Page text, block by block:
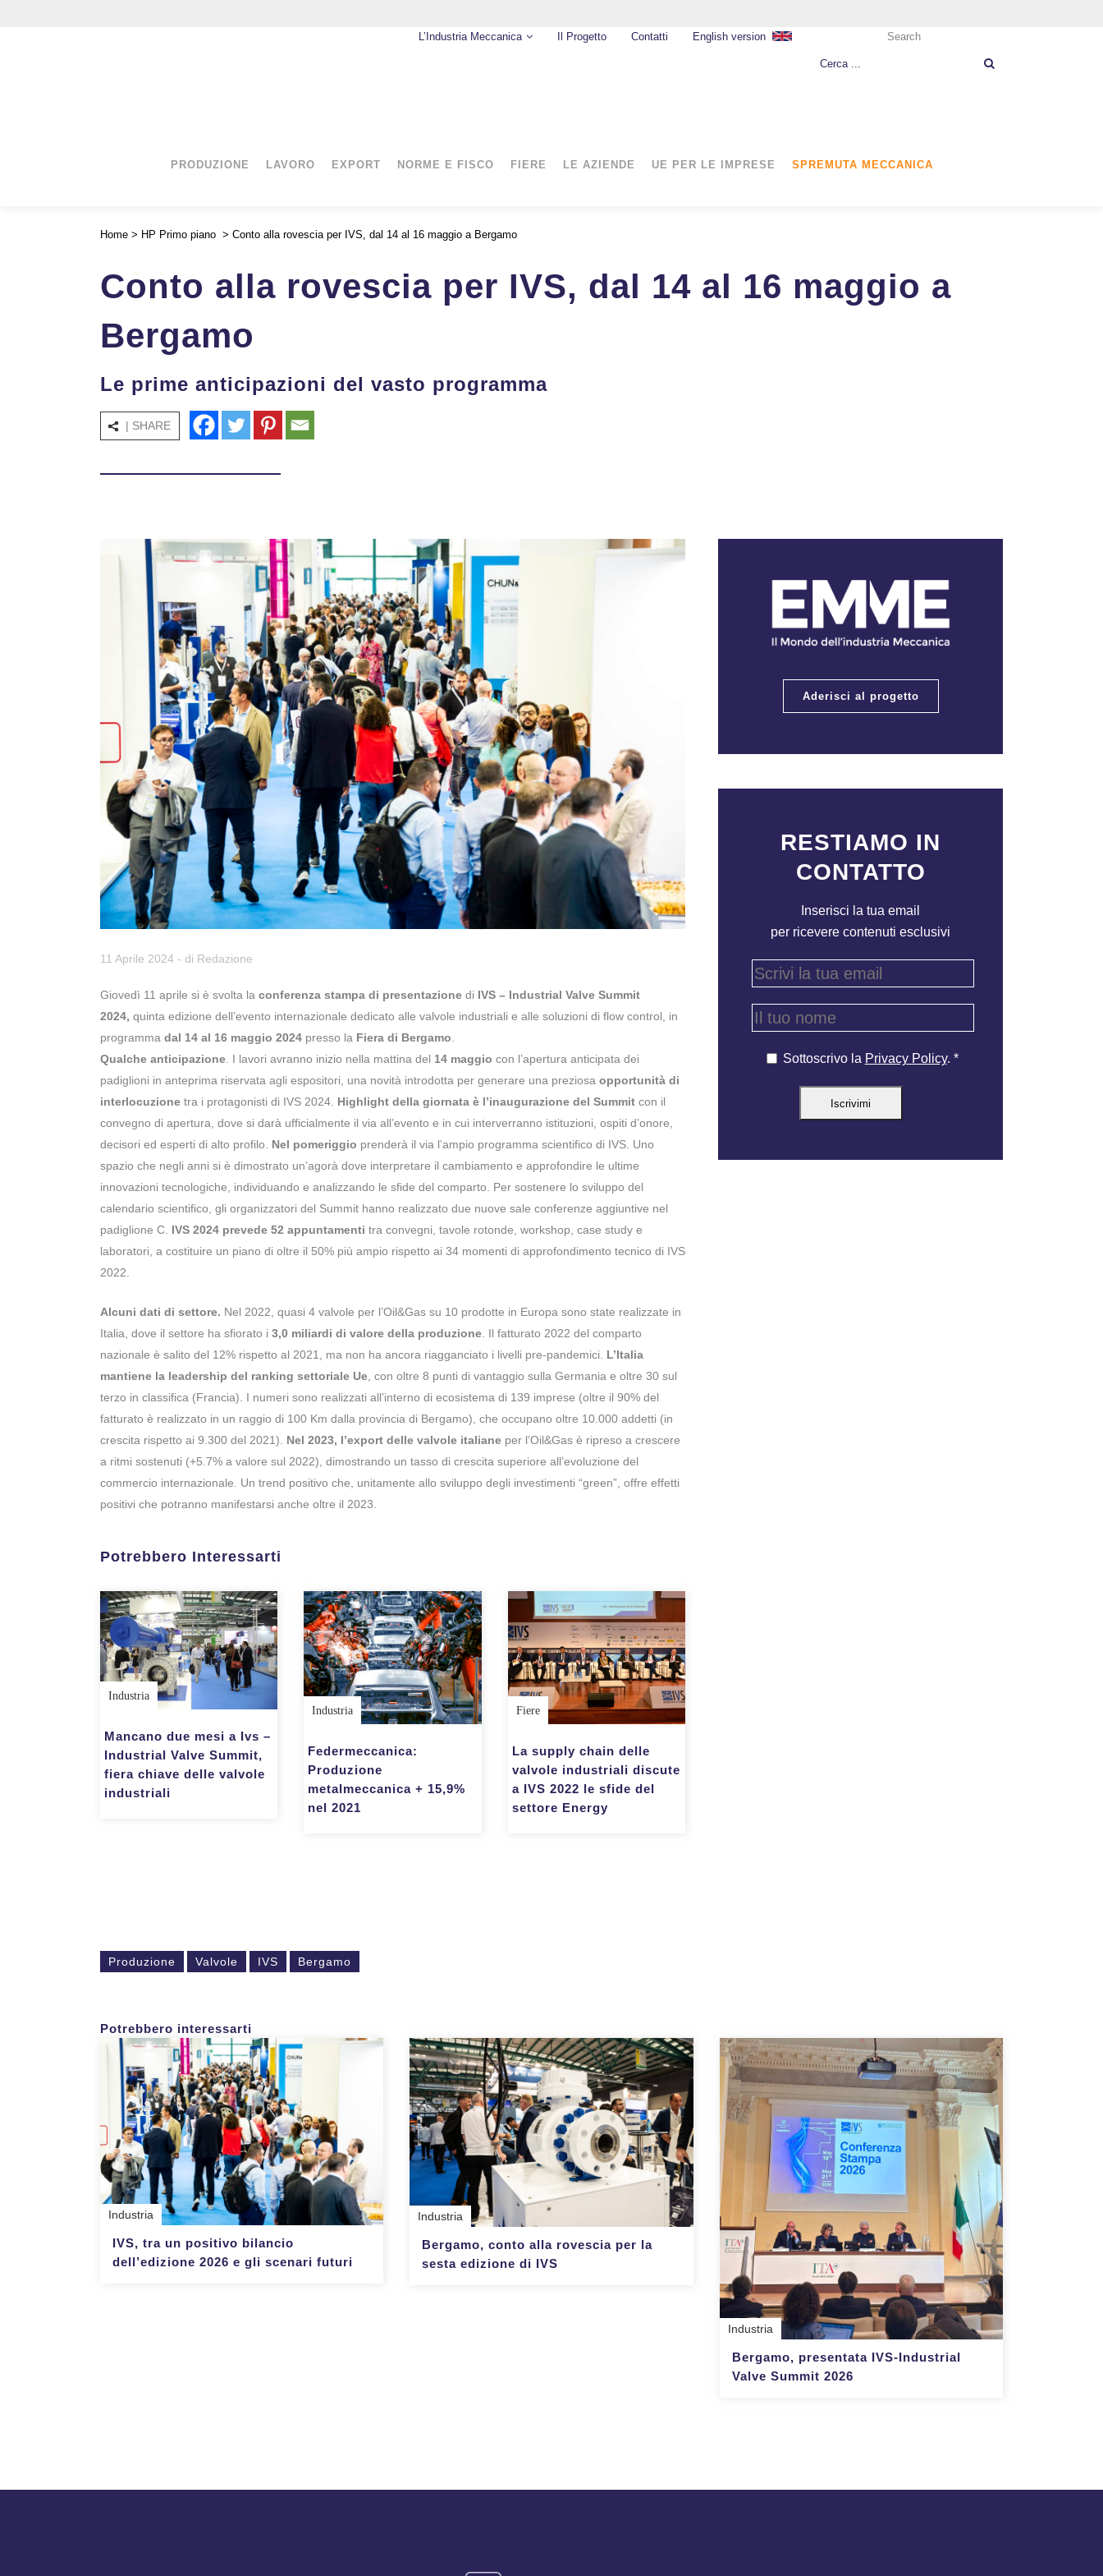
L’Industria Meccanica Il Progetto Contatti English version Search
PRODUZIONE LAVORO EXPORT NORME E FISCO FIERE LE AZIENDE UE PER LE IMPRESE SPREMUTA MECCANICA
Home > HP Primo piano > Conto alla rovescia per IVS, dal 14 al 16 maggio a Bergamo
Conto alla rovescia per IVS, dal 14 al 16 maggio a
Bergamo
Le prime anticipazioni del vasto programma
| SHARE
11 Aprile 2024 - di Redazione
Giovedì 11 aprile si è svolta la conferenza stampa di presentazione di IVS – Industrial Valve Summit
2024, quinta edizione dell’evento internazionale dedicato alle valvole industriali e alle soluzioni di flow control, in
programma dal 14 al 16 maggio 2024 presso la Fiera di Bergamo
Qualche anticipazione . I lavori avranno inizio nella mattina del 14 maggio con l’apertura anticipata dei
padiglioni in anteprima riservata agli espositori, una novità introdotta per generare una preziosa opportunità di
interlocuzione tra i protagonisti di IVS 2024. Highlight della giornata è l’inaugurazione del Summit con il
convegno di apertura, dove si darà ufficialmente il via all’evento e in cui interverranno istituzioni, ospiti d’onore,
decisori ed esperti di alto profilo. Nel pomeriggio prenderà il via l’ampio programma scientifico di IVS. Uno
spazio che negli anni si è dimostrato un’agorà dove interpretare il cambiamento e approfondire le ultime
innovazioni tecnologiche, individuando e analizzando le sfide del comparto. Per sostenere lo sviluppo del
calendario scientifico, gli organizzatori del Summit hanno realizzato due nuove sale conferenze aggiuntive nel
padiglione C. IVS 2024 prevede 52 appuntamenti tra convegni, tavole rotonde, workshop, case study e
laboratori, a costituire un piano di oltre il 50% più ampio rispetto ai 34 momenti di approfondimento tecnico di IVS
2022.
Alcuni dati di settore. Nel 2022, quasi 4 valvole per l’Oil&Gas su 10 prodotte in Europa sono state realizzate in
Italia, dove il settore ha sfiorato i 3,0 miliardi di valore della produzione . Il fatturato 2022 del comparto
nazionale è salito del 12% rispetto al 2021, ma non ha ancora riagganciato i livelli pre-pandemici.
L’Italia
mantiene la leadership del ranking settoriale Ue , con oltre 8 punti di vantaggio sulla Germania e oltre 30 sul
terzo in classifica (Francia). I numeri sono realizzati all’interno di ecosistema di 139 imprese (oltre il 90% del
fatturato è realizzato in un raggio di 100 Km dalla provincia di Bergamo), che occupano oltre 10.000 addetti (in
crescita rispetto ai 9.300 del 2021). Nel 2023, l’export delle valvole italiane per l’Oil&Gas è ripreso a crescere
a ritmi sostenuti (+5.7% a valore sul 2022), dimostrando un tasso di crescita superiore all’evoluzione del
commercio internazionale. Un trend positivo che, unitamente allo sviluppo degli investimenti “green”, offre effetti
positivi che potranno manifestarsi anche oltre il 2023.
Potrebbero Interessarti
Industria
Mancano due mesi a Ivs –
Industrial Valve Summit,
fiera chiave delle valvole
industriali
Industria
Federmeccanica:
Produzione
metalmeccanica + 15,9%
nel 2021
Fiere
La supply chain delle
valvole industriali discute
a IVS 2022 le sfide del
settore Energy
Produzione Valvole IVS Bergamo
Aderisci al progetto
RESTIAMO IN
CONTATTO
Inserisci la tua email
per ricevere contenuti esclusivi
Sottoscrivo la Privacy Policy. *
Potrebbero interessarti
Industria
IVS, tra un positivo bilancio
dell’edizione 2026 e gli scenari futuri
Industria
Bergamo, conto alla rovescia per la
sesta edizione di IVS
Industria
Bergamo, presentata IVS-Industrial
Valve Summit 2026